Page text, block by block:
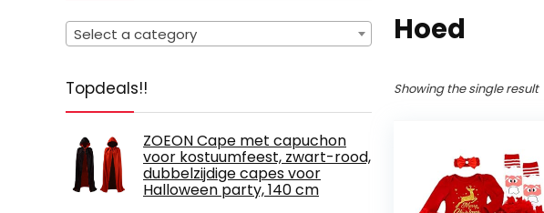
Select a category
Topdeals!!
ZOEON Cape met capuchon
voor kostuumfeest, zwart-rood,
dubbelzijdige capes voor
Halloween party, 140 cm
Hoed
Showing the single result